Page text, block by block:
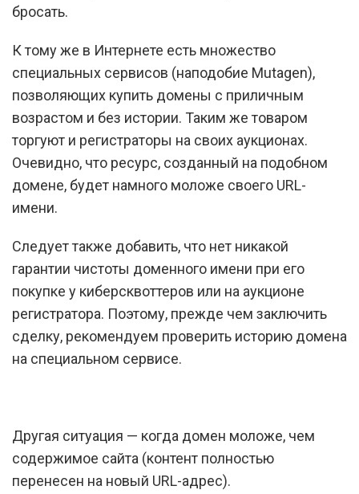
бросать.
К тому же в Интернете есть множество
специальных сервисов (наподобие Mutagen),
позволяющих купить домены с приличным
возрастом и без истории. Таким же товаром
торгуют и регистраторы на своих аукционах.
Очевидно, что ресурс, созданный на подобном
домене, будет намного моложе своего URL-
имени.
Следует также добавить, что нет никакой
гарантии чистоты доменного имени при его
покупке у киберсквоттеров или на аукционе
регистратора. Поэтому, прежде чем заключить
сделку, рекомендуем проверить историю домена
на специальном сервисе.
Другая ситуация — когда домен моложе, чем
содержимое сайта (контент полностью
перенесен на новый URL-адрес).